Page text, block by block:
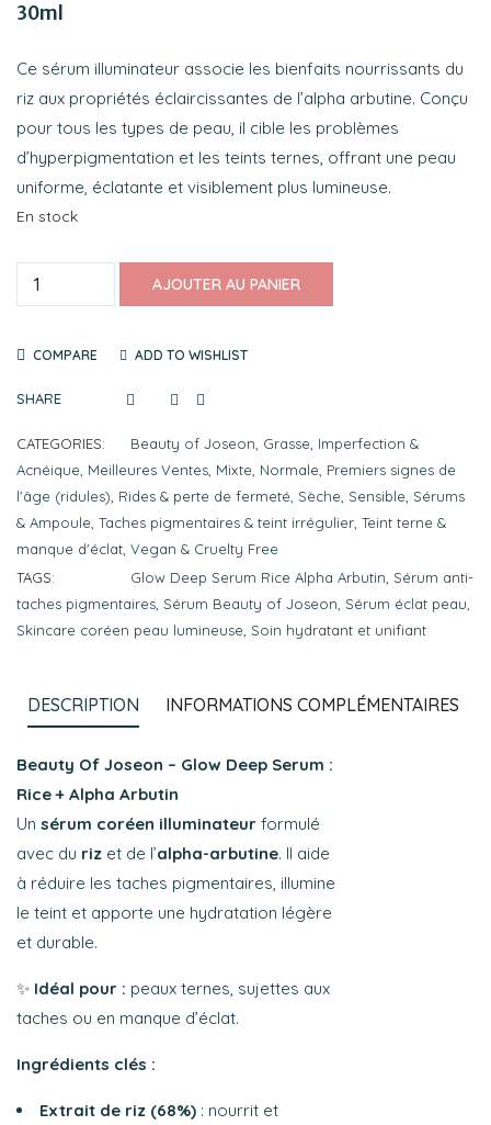
client
30ml
Ce sérum illuminateur associe les bienfaits nourrissants du
riz aux propriétés éclaircissantes de l’alpha arbutine. Conçu
pour tous les types de peau, il cible les problèmes
d’hyperpigmentation et les teints ternes, offrant une peau
uniforme, éclatante et visiblement plus lumineuse.
En stock
AJOUTER AU PANIER
COMPARE ADD TO WISHLIST
SHARE
CATEGORIES: Beauty of Joseon Grasse Imperfection &
Acnéique Meilleures Ventes Mixte Normale Premiers signes de
l'âge (ridules) Rides & perte de fermeté Sèche Sensible Sérums
& Ampoule Taches pigmentaires & teint irrégulier Teint terne &
manque d'éclat Vegan & Cruelty Free
TAGS:
Glow Deep Serum Rice Alpha Arbutin Sérum anti-
taches pigmentaires Sérum Beauty of Joseon Sérum éclat peau
Skincare coréen peau lumineuse Soin hydratant et unifiant
DESCRIPTION INFORMATIONS COMPLÉMENTAIRES
Beauty Of Joseon – Glow Deep Serum :
Rice + Alpha Arbutin
Un sérum coréen illuminateur formulé
avec du riz et de l’alpha-arbutine. Il aide
à réduire les taches pigmentaires, illumine
le teint et apporte une hydratation légère
et durable.
✨ Idéal pour : peaux ternes, sujettes aux
taches ou en manque d’éclat.
Ingrédients clés :
Extrait de riz (68%) : nourrit et